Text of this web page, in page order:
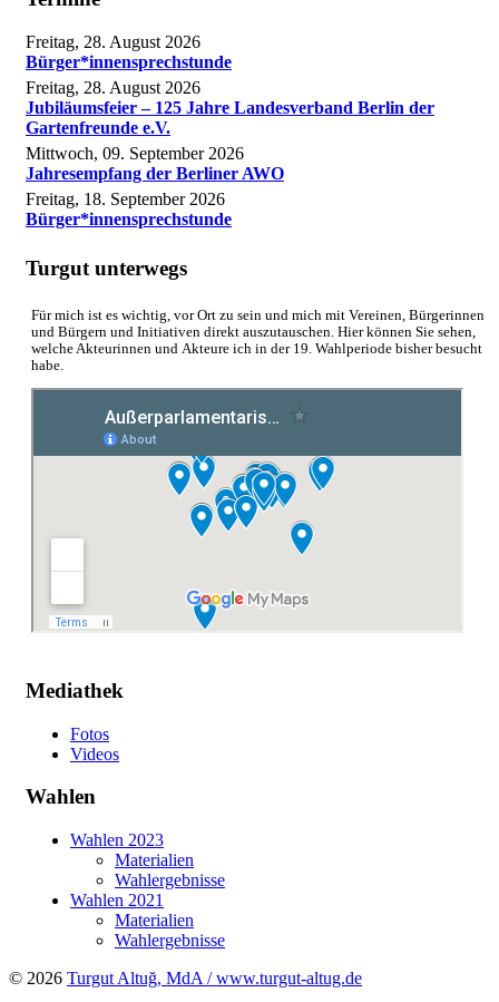
Freitag, 28. August 2026
Bürger*innensprechstunde
Freitag, 28. August 2026
Jubiläumsfeier – 125 Jahre Landesverband Berlin der
Gartenfreunde e.V.
Mittwoch, 09. September 2026
Jahresempfang der Berliner AWO
Freitag, 18. September 2026
Bürger*innensprechstunde
Turgut unterwegs
Für mich ist es wichtig, vor Ort zu sein und mich mit Vereinen, Bürgerinnen
und Bürgern und Initiativen direkt auszutauschen. Hier können Sie sehen,
welche Akteurinnen und Akteure ich in der 19. Wahlperiode bisher besucht
habe.
Mediathek
Fotos
Videos
Wahlen
Wahlen 2023
Materialien
Wahlergebnisse
Wahlen 2021
Materialien
Wahlergebnisse
© 2026 Turgut Altuğ, MdA / www.turgut-altug.de